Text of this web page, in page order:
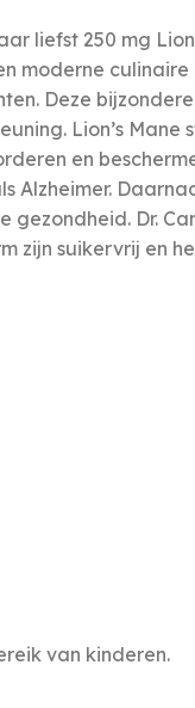
liefst 250 mg
moderne
Deze
Lion’s
en
Alzheimer.
Dr.
zijn suikervrij en
van kinderen.